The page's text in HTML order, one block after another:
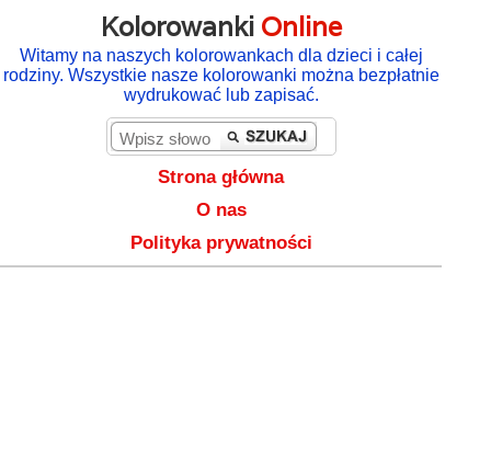
Kolorowanki Online
Witamy na naszych kolorowankach dla dzieci i całej
rodziny. Wszystkie nasze kolorowanki można bezpłatnie
wydrukować lub zapisać.
Strona główna
O nas
Polityka prywatności